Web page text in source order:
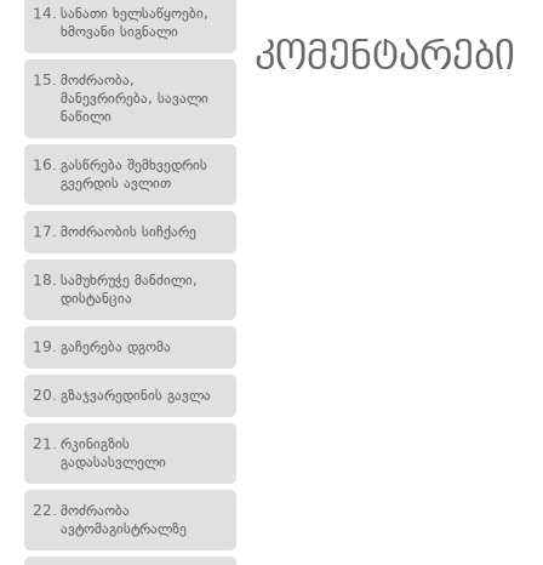
14. სანათი ხელსაწყოები,
ხმოვანი სიგნალი
15. მოძრაობა,
მანევრირება, სავალი
ნაწილი
16. გასწრება შემხვედრის
გვერდის ავლით
17. მოძრაობის სიჩქარე
18. სამუხრუჭე მანძილი,
დისტანცია
19. გაჩერება დგომა
20. გზაჯვარედინის გავლა
21. რკინიგზის
გადასასვლელი
22. მოძრაობა
ავტომაგისტრალზე
კომენტარები